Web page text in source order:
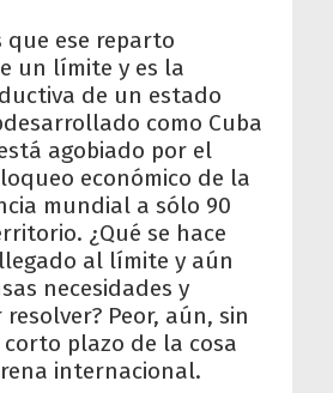
que ese reparto
un límite y es la
de un estado
como Cuba
agobiado por el
económico de la
mundial a sólo 90
¿Qué se hace
al límite y aún
necesidades y
Peor, aún, sin
corto plazo de la cosa
internacional.